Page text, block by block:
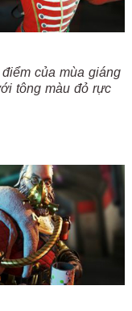
của mùa giáng
tông màu đỏ rực